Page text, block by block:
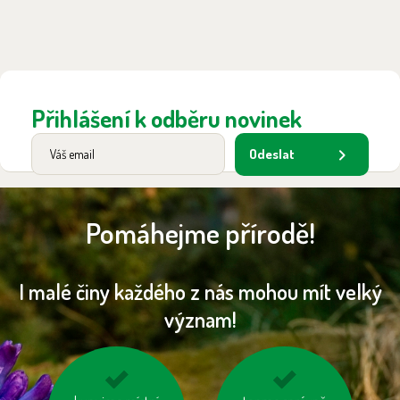
Přihlášení k odběru novinek
Odeslat
Pomáhejme přírodě!
I malé činy každého z nás mohou mít velký
význam!